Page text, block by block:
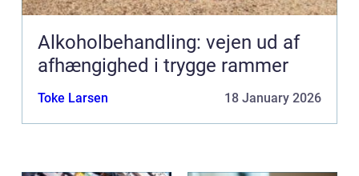
Alkoholbehandling: vejen ud af
afhængighed i trygge rammer
Toke Larsen 18 January 2026